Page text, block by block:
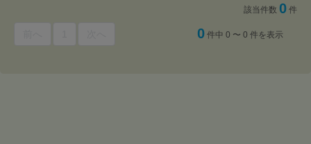
該当件数 0 件
0 件中 0 〜 0 件を表示